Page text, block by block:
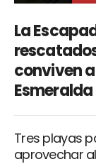
La
conviven
Esmeralda
Tres playas
aprovechar